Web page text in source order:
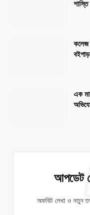
শাস্তি
কলেজ
এক
আপডেট
অফবিট লেখা ও নতুন